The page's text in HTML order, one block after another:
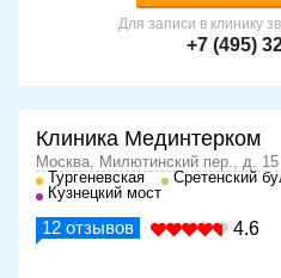
Для записи в клинику
+7 (495)
Клиника Мединтерком
Москва, Милютинский пер., д. 15
Тургеневская
Сретенский
Кузнецкий мост
12 отзывов 4.6